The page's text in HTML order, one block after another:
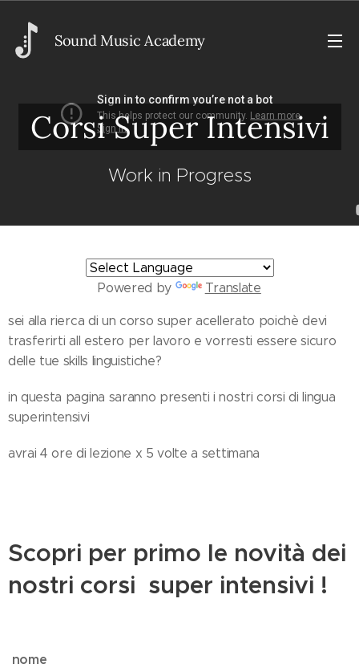
Sound Music Academy
Corsi Super Intensivi
Work in Progress
Powered by Translate
sei alla rierca di un corso super acellerato poichè devi
trasferirti all estero per lavoro e vorresti essere sicuro
delle tue skills linguistiche?
in questa pagina saranno presenti i nostri corsi di lingua
superintensivi
avrai 4 ore di lezione x 5 volte a settimana
Scopri per primo le novità dei
nostri corsi super intensivi !
nome